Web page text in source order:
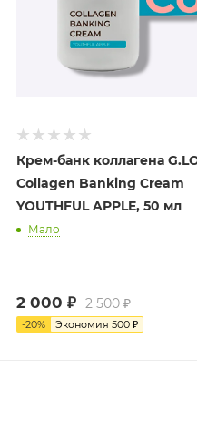
Крем-банк коллагена
Collagen Banking Cream
YOUTHFUL APPLE, 50 мл
Мало
2 000 ₽ 2 500 ₽
-20% Экономия 500 ₽